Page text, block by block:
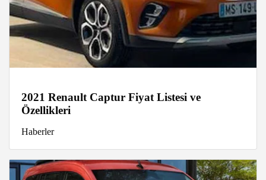
2021 Renault Captur Fiyat Listesi ve
Özellikleri
Haberler